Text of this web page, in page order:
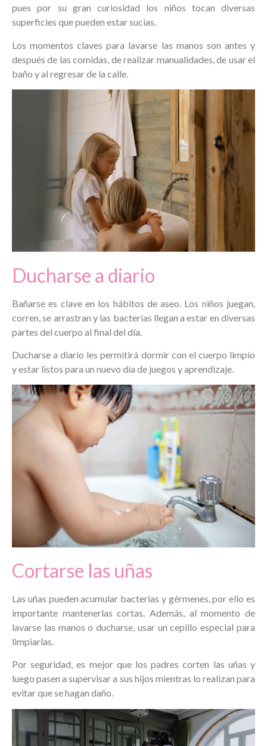
pues por su gran curiosidad los niños tocan diversas
superficies que pueden estar sucias.
Los momentos claves para lavarse las manos son antes y
después de las comidas, de realizar manualidades, de usar el
baño y al regresar de la calle.
Ducharse a diario
Bañarse es clave en los hábitos de aseo. Los niños juegan,
corren, se arrastran y las bacterias llegan a estar en diversas
partes del cuerpo al final del día.
Ducharse a diario les permitirá dormir con el cuerpo limpio
y estar listos para un nuevo día de juegos y aprendizaje.
Cortarse las uñas
Las uñas pueden acumular bacterias y gérmenes, por ello es
importante mantenerlas cortas. Además, al momento de
lavarse las manos o ducharse, usar un cepillo especial para
limpiarlas.
Por seguridad, es mejor que los padres corten las uñas y
luego pasen a supervisar a sus hijos mientras lo realizan para
evitar que se hagan daño.